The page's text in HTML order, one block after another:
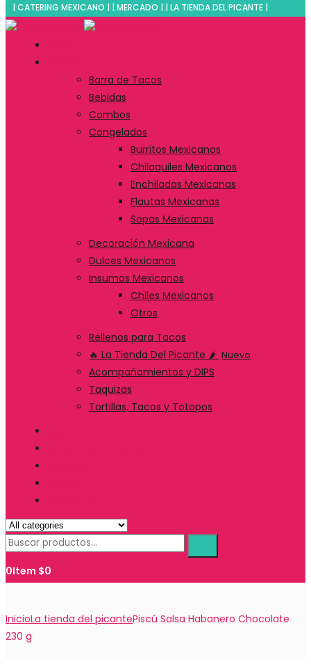
| CATERING MEXICANO | | MERCADO | | LA TIENDA DEL PICANTE |
Barra de Tacos
Bebidas
Combos
Congelados
Burritos Mexicanos
Chilaquiles Mexicanos
Enchiladas Mexicanas
Flautas Mexicanas
Sopas Mexicanas
Decoración Mexicana
Dulces Mexicanos
Insumos Mexicanos
Chiles Mexicanos
Otros
Rellenos para Tacos
🔥 La Tienda Del Picante 🌶️ Nuevo
Acompañamientos y DIPS
Taquizas
Tortillas, Tacos y Totopos
0Item $0
InicioLa tienda del picantePiscú Salsa Habanero Chocolate
230 g